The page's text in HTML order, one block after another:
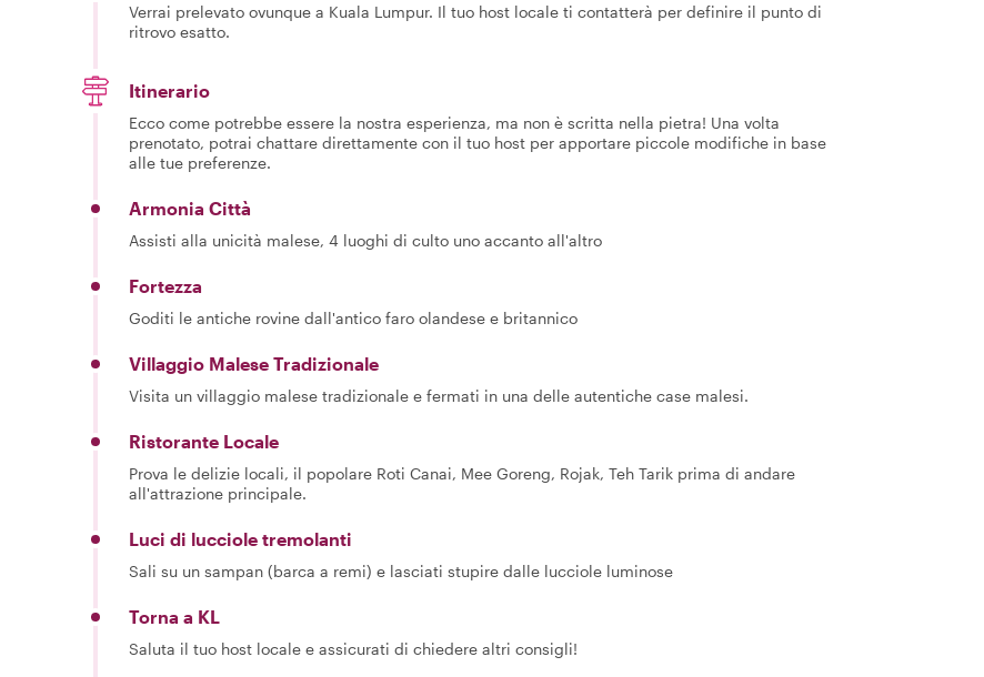
Verrai prelevato ovunque a Kuala Lumpur. Il tuo host locale ti contatterà per definire il punto di
ritrovo esatto.
Itinerario
Ecco come potrebbe essere la nostra esperienza, ma non è scritta nella pietra! Una volta
prenotato, potrai chattare direttamente con il tuo host per apportare piccole modifiche in base
alle tue preferenze.
Armonia Città
Assisti alla unicità malese, 4 luoghi di culto uno accanto all'altro
Fortezza
Goditi le antiche rovine dall'antico faro olandese e britannico
Villaggio Malese Tradizionale
Visita un villaggio malese tradizionale e fermati in una delle autentiche case malesi.
Ristorante Locale
Prova le delizie locali, il popolare Roti Canai, Mee Goreng, Rojak, Teh Tarik prima di andare
all'attrazione principale.
Luci di lucciole tremolanti
Sali su un sampan (barca a remi) e lasciati stupire dalle lucciole luminose
Torna a KL
Saluta il tuo host locale e assicurati di chiedere altri consigli!